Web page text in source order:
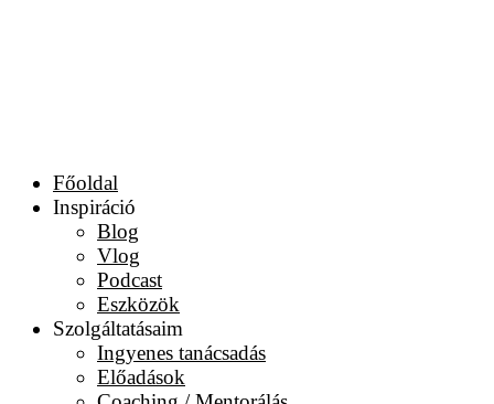
Főoldal
Inspiráció
Blog
Vlog
Podcast
Eszközök
Szolgáltatásaim
Ingyenes tanácsadás
Előadások